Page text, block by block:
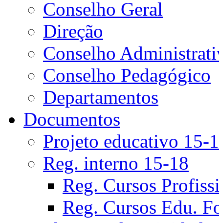
Conselho Geral
Direção
Conselho
Conselho Pedagógico
Departamentos
Documentos
Projeto educativo 15-
Reg. interno 15-18
Reg. Cursos
Reg. Cursos Edu.